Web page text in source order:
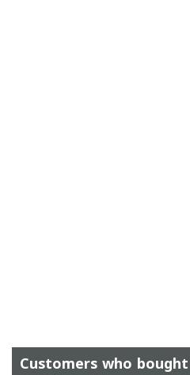
Customers who